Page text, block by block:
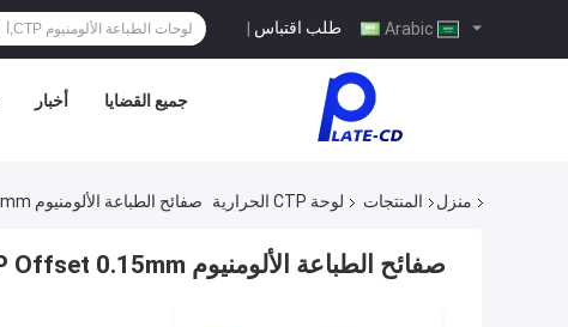
طلب اقتباس |
أخبار جميع القضايا
منزل المنتجات لوحة CTP الحرارية صفائح الطباعة الألومنيوم CTP Offset 0.15mm طلاء مزدوج صفائح بدون عملية
صفائح الطباعة الألومنيوم CTP Offset 0.15mm طلاء مزدوج صفائح بدون عملية